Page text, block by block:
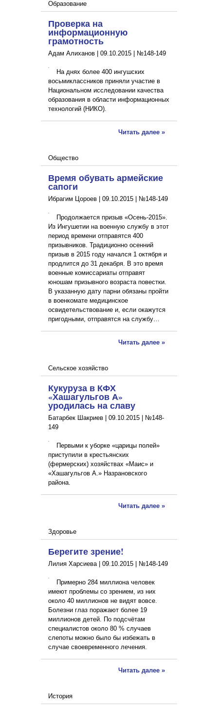
Образование
Проверка на
информационную
грамотность
Адам Алиханов | 09.10.2015 №148-149
На днях более 400 ингушских
восьмиклассников приняли участие в
Национальном исследовании качества
образования в области информационных
технологий (НИКО).
Читать далее »
Общество
Время обувать армейские
сапоги
Ибрагим Цороев | 09.10.2015 №148-149
Продолжается призыв «Осень-2015».
Из Ингушетии на военную службу в этот
период времени отправятся 400
призывников. Традиционно осенний
призыв в 2015 году начался 1 октября и
продлится до 31 декабря. В это время
военные комиссариаты отправят
юношам призывного возраста повестки.
В указанную дату парни обязаны пройти
в военкомате медицинское
освидетельствование и, если окажутся
пригодными, отправятся на службу…
Читать далее »
Сельское хозяйство
Кукуруза в КФХ
«Хашагульгов А»
уродилась на славу
Батарбек Шакриев | 09.10.2015
№148-
149
Первыми к уборке «царицы полей»
приступили в крестьянских
(фермерских) хозяйствах «Маис» и
«Хашагульгов А.» Назрановского
района.
Читать далее »
Здоровье
Берегите зрение!
Лилия Харсиева | 09.10.2015 №148-149
Примерно 284 миллиона человек
имеют проблемы со зрением, из них
около 40 миллионов не видят вовсе.
Болезни глаз поражают более 19
миллионов детей. По подсчётам
специалистов около 80 % случаев
слепоты можно было бы избежать в
случае своевременного лечения.
Читать далее »
История